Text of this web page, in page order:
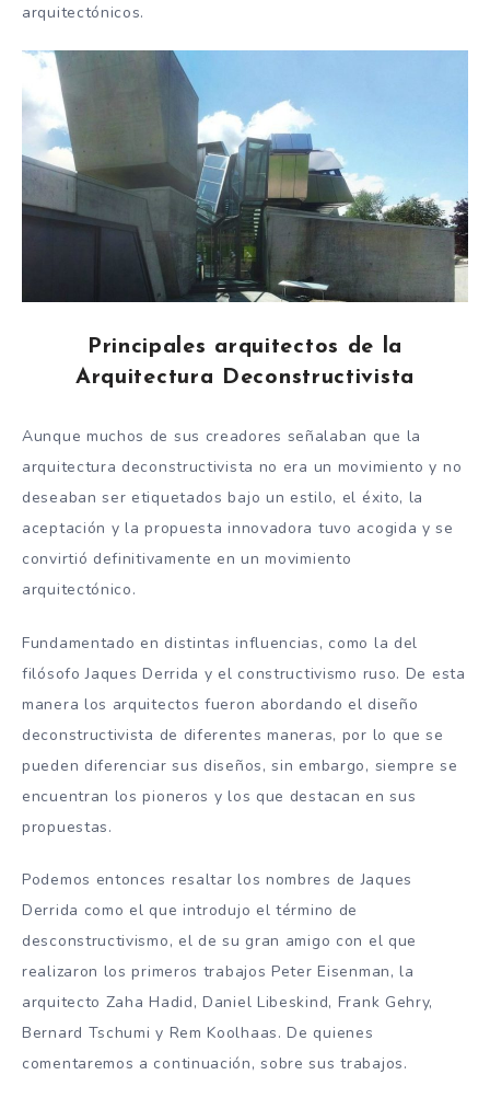
arquitectónicos.
Principales arquitectos de la
Arquitectura Deconstructivista
Aunque muchos de sus creadores señalaban que la
arquitectura deconstructivista no era un movimiento y no
deseaban ser etiquetados bajo un estilo, el éxito, la
aceptación y la propuesta innovadora tuvo acogida y se
convirtió definitivamente en un movimiento
arquitectónico.
Fundamentado en distintas influencias, como la del
filósofo Jaques Derrida y el constructivismo ruso. De esta
manera los arquitectos fueron abordando el diseño
deconstructivista de diferentes maneras, por lo que se
pueden diferenciar sus diseños, sin embargo, siempre se
encuentran los pioneros y los que destacan en sus
propuestas.
Podemos entonces resaltar los nombres de Jaques
Derrida como el que introdujo el término de
desconstructivismo, el de su gran amigo con el que
realizaron los primeros trabajos Peter Eisenman, la
arquitecto Zaha Hadid, Daniel Libeskind, Frank Gehry,
Bernard Tschumi y Rem Koolhaas. De quienes
comentaremos a continuación, sobre sus trabajos.